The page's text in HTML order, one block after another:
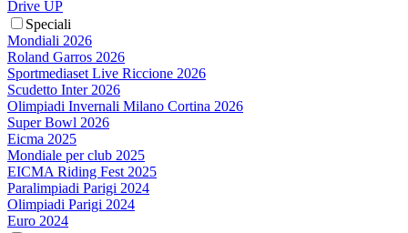
Drive UP
Speciali
Mondiali 2026
Roland Garros 2026
Sportmediaset Live Riccione 2026
Scudetto Inter 2026
Olimpiadi Invernali Milano Cortina 2026
Super Bowl 2026
Eicma 2025
Mondiale per club 2025
EICMA Riding Fest 2025
Paralimpiadi Parigi 2024
Olimpiadi Parigi 2024
Euro 2024